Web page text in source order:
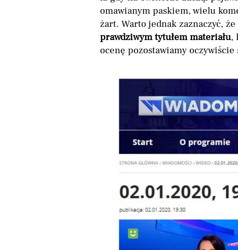
omawianym paskiem, wielu
żart. Warto jednak zaznaczyć,
prawdziwym tytułem materiału,
ocenę pozostawiamy